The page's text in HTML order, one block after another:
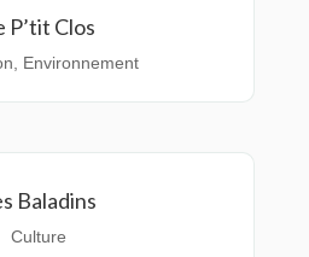
P’tit Clos
Environnement
Baladins
Culture